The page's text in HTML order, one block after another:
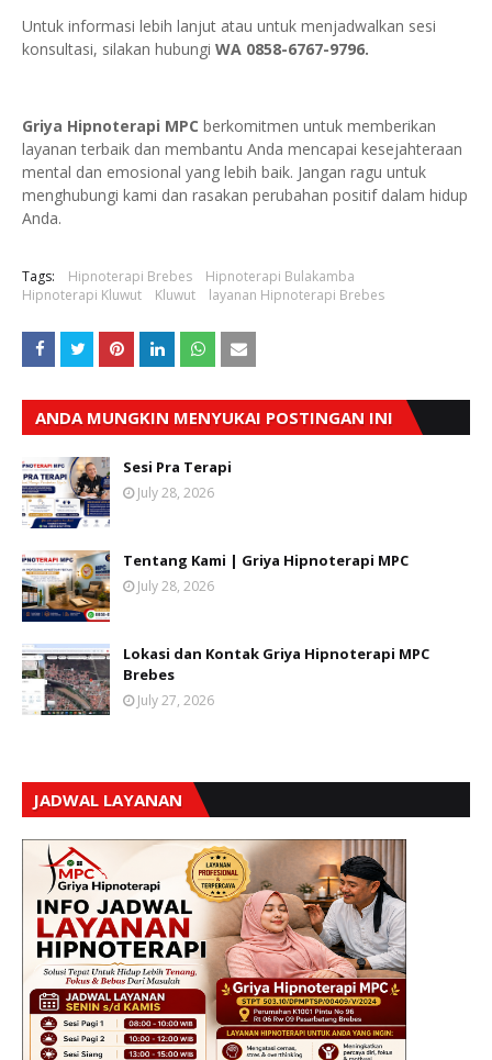
Untuk informasi lebih lanjut atau untuk menjadwalkan sesi
konsultasi, silakan hubungi WA 0858-6767-9796.
Griya Hipnoterapi MPC berkomitmen untuk memberikan
layanan terbaik dan membantu Anda mencapai kesejahteraan
mental dan emosional yang lebih baik. Jangan ragu untuk
menghubungi kami dan rasakan perubahan positif dalam hidup
Anda.
Tags: Hipnoterapi Brebes
Hipnoterapi Bulakamba
Hipnoterapi Kluwut
Kluwut layanan Hipnoterapi Brebes
ANDA MUNGKIN MENYUKAI POSTINGAN INI
Sesi Pra Terapi
July 28, 2026
Tentang Kami | Griya Hipnoterapi MPC
July 28, 2026
Lokasi dan Kontak Griya Hipnoterapi MPC
Brebes
July 27, 2026
JADWAL LAYANAN